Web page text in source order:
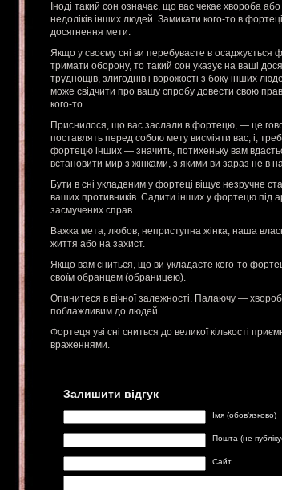
Іноді такий сон означає, що вас чекає хвороба
недоліків інших людей. Замикати кого-то в
досягнення мети.
Якщо у своєму сні ви перебуваєте в
тримати оборону, то такий сон указує на ваші
труднощів, злигоднів і ворожості з боку інших
може свідчити про вашу спробу довести свою
кого-то.
Приснилося, що вас заслали в фортецю, — це
поставлять перед собою мету висміяти вас, і,
фортецю інших — значить, потихеньку вам
встановити мир з жінками, з якими ви зараз не в
Бути в сні укладеним у фортеці віщує незручне
ваших противників. Садити інших у фортецю під
засмучених справ.
Важка мета, любов, неприступна жінка; наша
життя або на захист.
Якщо вам сниться, що ви укладаєте кого-то
своїм обранцем (обраницею).
Опинитеся в вічної залежності. Палаючу —
поблажливим до людей.
Фортеця уві сні сниться до великої кількості
враженнями.
Залишити відгук
Імя (обов'язково)
Пошта (не
Сайт